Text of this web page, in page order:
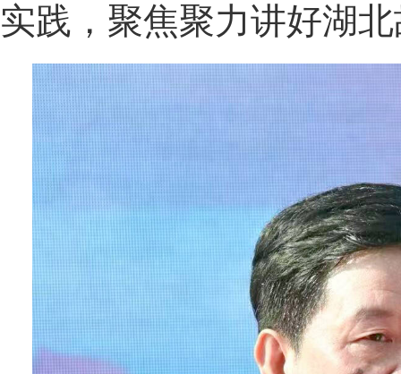
实践，聚焦聚力讲好湖